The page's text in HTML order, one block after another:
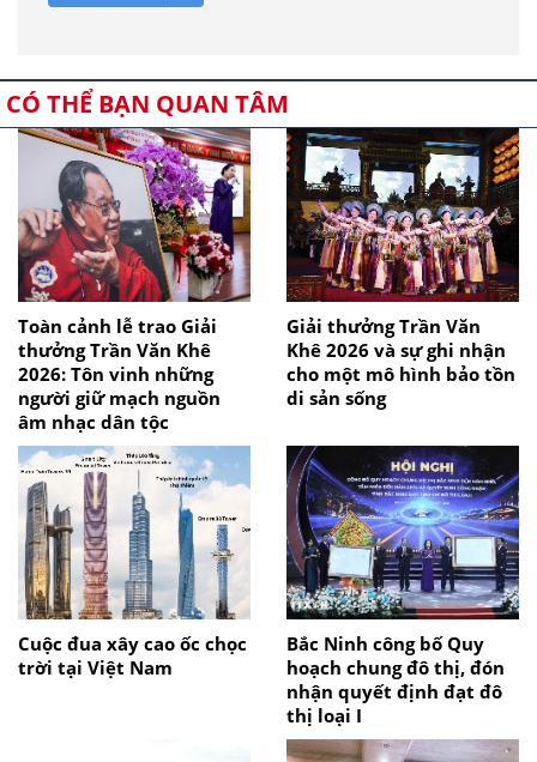
CÓ THỂ BẠN QUAN TÂM
Toàn cảnh lễ trao Giải
thưởng Trần Văn Khê
2026: Tôn vinh những
người giữ mạch nguồn
âm nhạc dân tộc
Giải thưởng Trần Văn
Khê 2026 và sự ghi nhận
cho một mô hình bảo tồn
di sản sống
Cuộc đua xây cao ốc chọc
trời tại Việt Nam
Bắc Ninh công bố Quy
hoạch chung đô thị, đón
nhận quyết định đạt đô
thị loại I